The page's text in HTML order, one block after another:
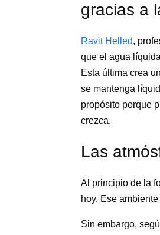
gracias a
Ravit Helled,
que el agua
Esta última crea
se mantenga
propósito porque
crezca.
Las
Al principio de la
hoy. Ese
Sin embargo,